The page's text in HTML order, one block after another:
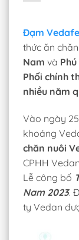
Đạm
thức ăn
Nam và
Phối chính
nhiều năm
Vào ngày
khoáng
chăn nuôi
CPHH
Lễ công bố
Nam 2023.
ty Vedan